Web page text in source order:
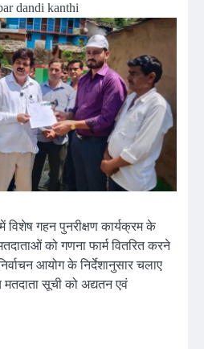
dandi kanthi
गहन पुनरीक्षण कार्यक्रम के
को गणना फार्म वितरित करने
आयोग के निर्देशानुसार चलाए
सूची को अद्यतन एवं